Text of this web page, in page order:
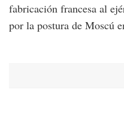
fabricación francesa al
por la postura de Moscú